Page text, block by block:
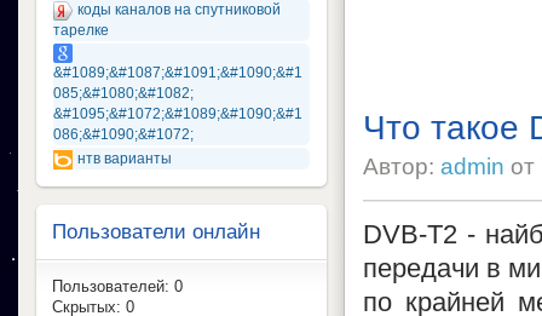
Что такое
Автор: admin от
DVB-T2 -
передачи в
по крайней
коды каналов на спутниковой
тарелке
&#1089;&#1087;&#1091;&#1090;&#1
085;&#1080;&#1082;
&#1095;&#1072;&#1089;&#1090;&#1
086;&#1090;&#1072;
нтв варианты
Пользователи онлайн
Пользователей: 0
Скрытых: 0